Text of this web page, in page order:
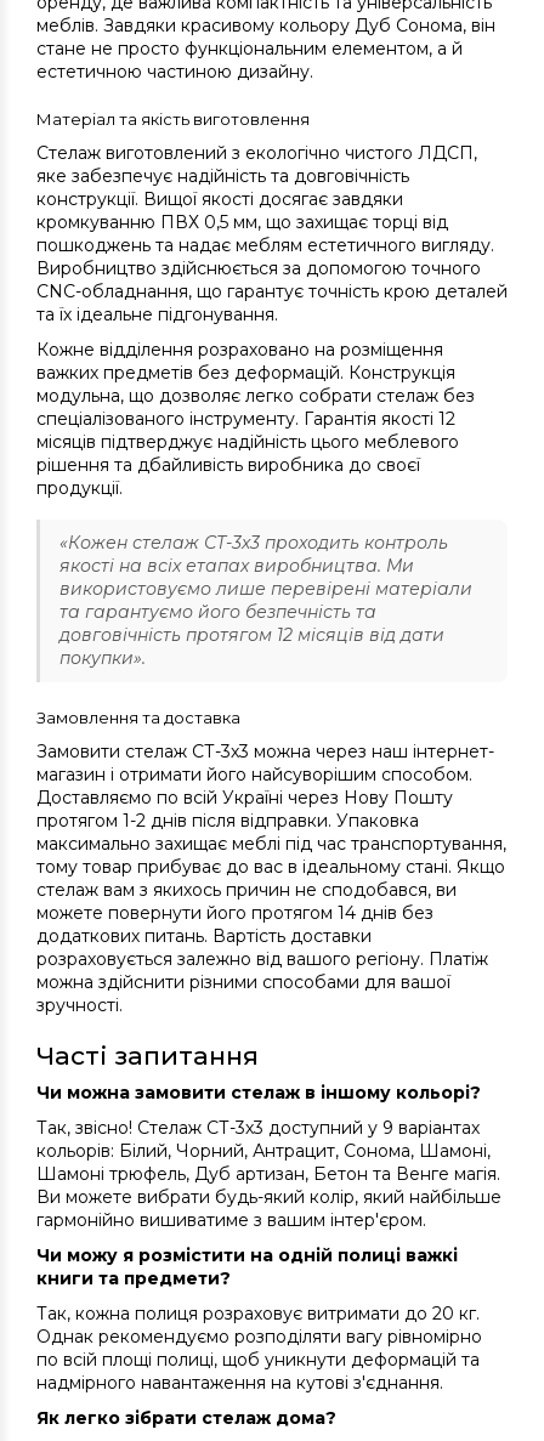
меблів. Завдяки красивому кольору Дуб Сонома, він
стане не просто функціональним елементом, а й
естетичною частиною дизайну.
Матеріал та якість виготовлення
Стелаж виготовлений з екологічно чистого ЛДСП,
яке забезпечує надійність та довговічність
конструкції. Вищої якості досягає завдяки
кромкуванню ПВХ 0,5 мм, що захищає торці від
пошкоджень та надає меблям естетичного вигляду.
Виробництво здійснюється за допомогою точного
CNC-обладнання, що гарантує точність крою деталей
та їх ідеальне підгонування.
Кожне відділення розраховано на розміщення
важких предметів без деформацій. Конструкція
модульна, що дозволяє легко собрати стелаж без
спеціалізованого інструменту. Гарантія якості 12
місяців підтверджує надійність цього меблевого
рішення та дбайливість виробника до своєї
продукції.
«Кожен стелаж СТ-3х3 проходить контроль
якості на всіх етапах виробництва. Ми
використовуємо лише перевірені матеріали
та гарантуємо його безпечність та
довговічність протягом 12 місяців від дати
покупки».
Замовлення та доставка
Замовити стелаж СТ-3х3 можна через наш інтернет-
магазин і отримати його найсуворішим способом.
Доставляємо по всій Україні через Нову Пошту
протягом 1-2 днів після відправки. Упаковка
максимально захищає меблі під час транспортування,
тому товар прибуває до вас в ідеальному стані. Якщо
стелаж вам з якихось причин не сподобався, ви
можете повернути його протягом 14 днів без
додаткових питань. Вартість доставки
розраховується залежно від вашого регіону. Платіж
можна здійснити різними способами для вашої
зручності.
Часті запитання
Чи можна замовити стелаж в іншому кольорі?
Так, звісно! Стелаж СТ-3х3 доступний у 9 варіантах
кольорів: Білий, Чорний, Антрацит, Сонома, Шамоні,
Шамоні трюфель, Дуб артизан, Бетон та Венге магія.
Ви можете вибрати будь-який колір, який найбільше
гармонійно вишиватиме з вашим інтер'єром.
Чи можу я розмістити на одній полиці важкі
книги та предмети?
Так, кожна полиця розраховує витримати до 20 кг.
Однак рекомендуємо розподіляти вагу рівномірно
по всій площі полиці, щоб уникнути деформацій та
надмірного навантаження на кутові з'єднання.
Як легко зібрати стелаж дома?